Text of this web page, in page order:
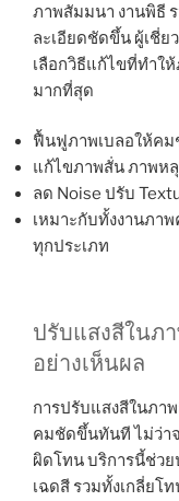
ภาพสัมมนา งานพิธี
ละเอียดชัดขึ้น ผู้เชี่
เลือกวิธีแก้ไขที่ทำใ
มากที่สุด
ฟื้นฟูภาพเบลอให้คม
แก้ไขภาพสั่น ภาพห
ลด Noise ปรับ
เหมาะกับทั้งงานภา
ทุกประเภท
ปรับแสงสีในภ
อย่างเห็นผล
การปรับแสงสีในภา
คมชัดขึ้นทันที ไม่ว่า
ผิดโทน บริการนี้ช่ว
เฉดสี รวมทั้งเกลี่ยโ